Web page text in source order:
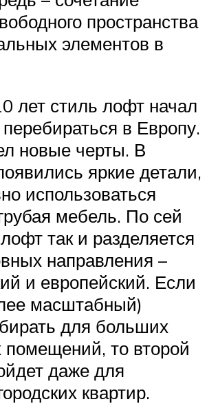
пространства
элементов в
лет стиль лофт начал
в Европу.
новые черты. В
яркие детали,
использоваться
мебель. По сей
так и разделяется
направления –
и европейский. Если
масштабный)
для больших
помещений, то второй
даже для
квартир.